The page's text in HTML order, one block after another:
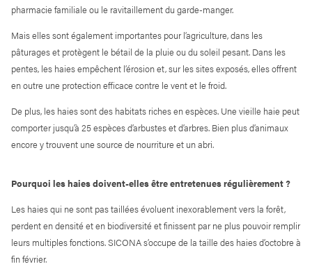
pharmacie familiale ou le ravitaillement du garde-manger.
Mais elles sont également importantes pour l’agriculture, dans les
pâturages et protègent le bétail de la pluie ou du soleil pesant. Dans les
pentes, les haies empêchent l’érosion et, sur les sites exposés, elles offrent
en outre une protection efficace contre le vent et le froid.
De plus, les haies sont des habitats riches en espèces. Une vieille haie peut
comporter jusqu’à 25 espèces d’arbustes et d’arbres. Bien plus d’animaux
encore y trouvent une source de nourriture et un abri.
Pourquoi les haies doivent-elles être entretenues régulièrement ?
Les haies qui ne sont pas taillées évoluent inexorablement vers la forêt,
perdent en densité et en biodiversité et finissent par ne plus pouvoir remplir
leurs multiples fonctions. SICONA s’occupe de la taille des haies d’octobre à
fin février.